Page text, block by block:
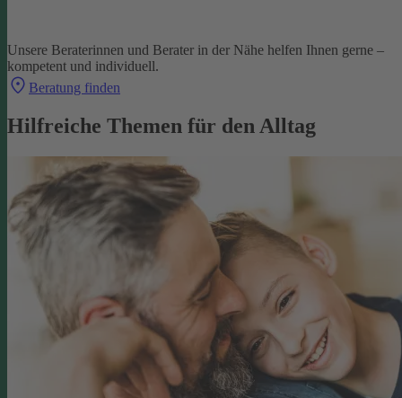
Unsere Beraterinnen und Berater in der Nähe helfen Ihnen gerne –
kompetent und individuell.
Beratung finden
Hilfreiche Themen für den Alltag